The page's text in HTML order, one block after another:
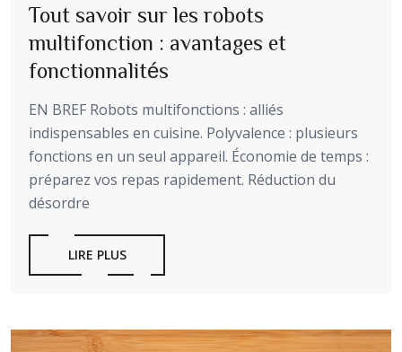
Tout savoir sur les robots
multifonction : avantages et
fonctionnalités
EN BREF Robots multifonctions : alliés
indispensables en cuisine. Polyvalence : plusieurs
fonctions en un seul appareil. Économie de temps :
préparez vos repas rapidement. Réduction du
désordre
LIRE PLUS